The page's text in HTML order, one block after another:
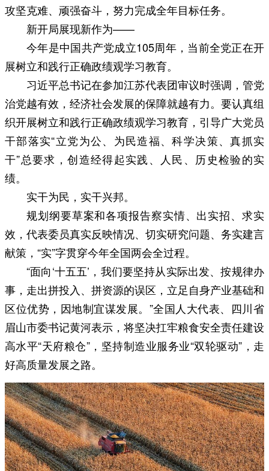
攻坚克难、顽强奋斗，努力完成全年目标任务。
新开局展现新作为——
今年是中国共产党成立105周年，当前全党正在开
展树立和践行正确政绩观学习教育。
习近平总书记在参加江苏代表团审议时强调，管党
治党越有效，经济社会发展的保障就越有力。要认真组
织开展树立和践行正确政绩观学习教育，引导广大党员
干部落实“立党为公、为民造福、科学决策、真抓实
干”总要求，创造经得起实践、人民、历史检验的实
绩。
实干为民，实干兴邦。
规划纲要草案和各项报告察实情、出实招、求实
效，代表委员真实反映情况、切实研究问题、务实建言
献策，“实”字贯穿今年全国两会全过程。
“面向‘十五五’，我们要坚持从实际出发、按规律办
事，走出拼投入、拼资源的误区，立足自身产业基础和
区位优势，因地制宜谋发展。”全国人大代表、四川省
眉山市委书记黄河表示，将坚决扛牢粮食安全责任建设
高水平“天府粮仓”，坚持制造业服务业“双轮驱动”，走
好高质量发展之路。